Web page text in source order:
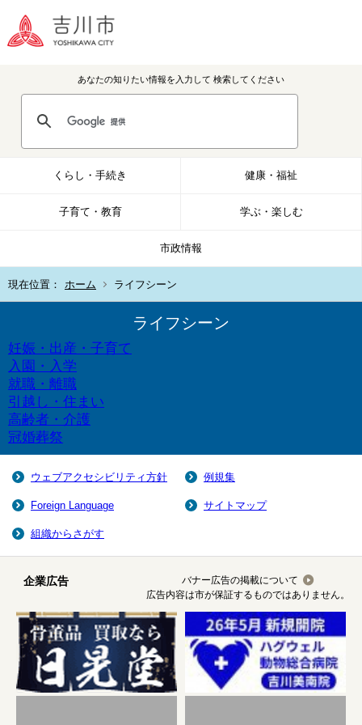
あなたの知りたい情報を入力して 検索してください
くらし・手続き 健康・福祉
子育て・教育 学ぶ・楽しむ
市政情報
現在位置： ホーム ライフシーン
ライフシーン
妊娠・出産・子育て
入園・入学
就職・離職
引越し・住まい
高齢者・介護
冠婚葬祭
ウェブアクセシビリティ方針 例規集
Foreign Language サイトマップ
組織からさがす
企業広告
バナー広告の掲載について
広告内容は市が保証するものではありません。